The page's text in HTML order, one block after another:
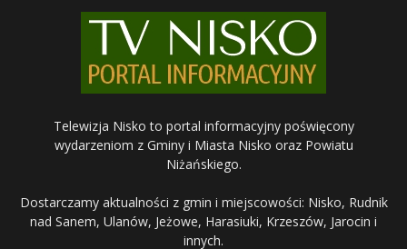
Telewizja Nisko to portal informacyjny poświęcony
wydarzeniom z Gminy i Miasta Nisko oraz Powiatu
Niżańskiego.
Dostarczamy aktualności z gmin i miejscowości: Nisko, Rudnik
nad Sanem, Ulanów, Jeżowe, Harasiuki, Krzeszów, Jarocin i
innych.